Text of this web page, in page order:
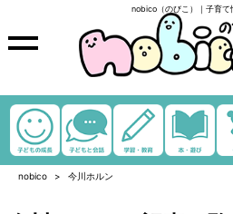
nobico（のびこ）｜子育て
nobico 今川ホルン